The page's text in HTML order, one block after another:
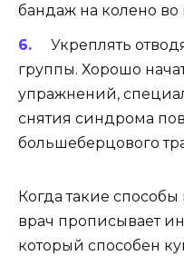
бандаж на колено во
Укреплять
группы. Хорошо
упражнений,
снятия синдрома
большеберцового
Когда такие
врач прописывает
который способен